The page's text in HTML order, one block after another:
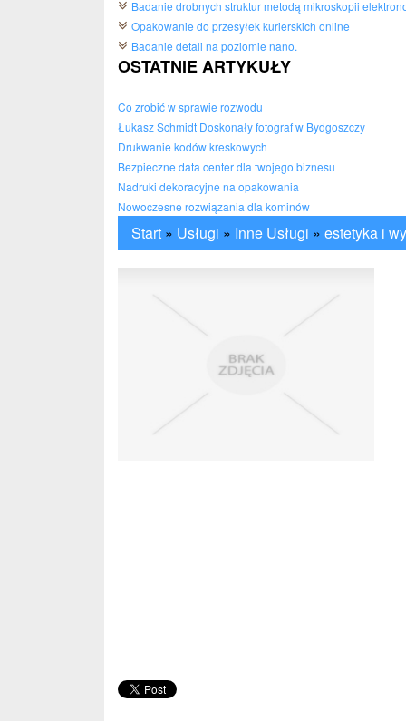
Badanie drobnych struktur metodą mikroskopii
Opakowanie do przesyłek kurierskich online
Badanie detali na poziomie nano.
OSTATNIE ARTYKUŁY
Co zrobić w sprawie rozwodu
Łukasz Schmidt Doskonały fotograf w Bydgoszczy
Drukwanie kodów kreskowych
Bezpieczne data center dla twojego biznesu
Nadruki dekoracyjne na opakowania
Nowoczesne rozwiązania dla kominów
Start » Usługi » Inne Usługi » estetyka i